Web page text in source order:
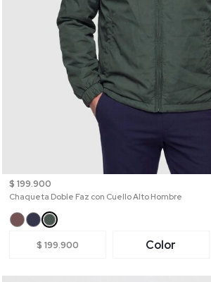
$ 199.900
Chaqueta Doble Faz con Cuello Alto Hombre
$ 199.900 Color